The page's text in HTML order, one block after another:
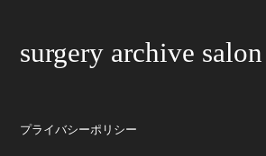
surgery archive salon
プライバシーポリシー